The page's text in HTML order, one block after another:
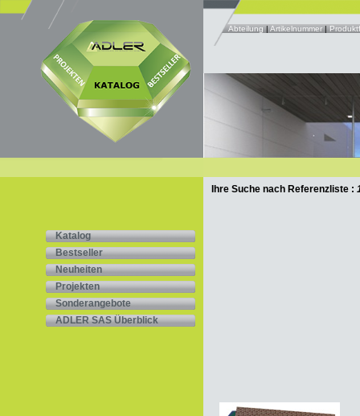
Abteilung|Artikelnummer|
Katalog
Bestseller
Neuheiten
Projekten
Sonderangebote
ADLER SAS Überblick
Ihre Suche nach Referenzliste :